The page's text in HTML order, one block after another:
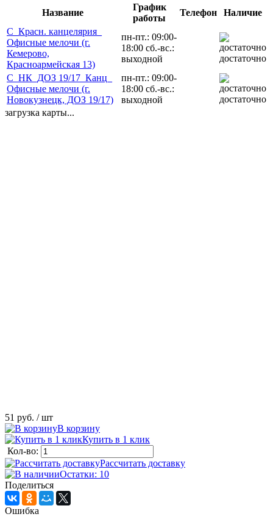
Название
График
работы
Телефон
Наличие
С_Красн. канцелярия_
Офисные мелочи (г.
Кемерово,
Красноармейская 13)
пн-пт.: 09:00-
18:00 сб.-вс.:
выходной
достаточно
С_НК_ДОЗ 19/17_Канц_
Офисные мелочи (г.
Новокузнецк, ДОЗ 19/17)
пн-пт.: 09:00-
18:00 сб.-вс.:
выходной
достаточно
загрузка карты...
51 руб. / шт
В корзину
Купить в 1 клик
Кол-во:
Рассчитать доставку
Остатки: 10
Поделиться
Ошибка